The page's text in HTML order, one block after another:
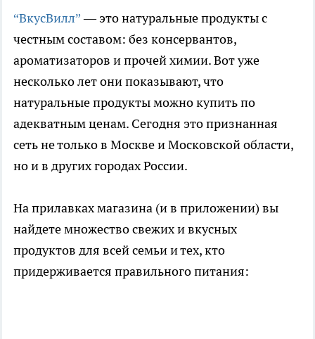
“ВкусВилл”— это натуральные продукты с
честным составом: без консервантов,
ароматизаторов и прочей химии. Вот уже
несколько лет они показывают, что
натуральные продукты можно купить по
адекватным ценам. Сегодня это признанная
сеть не только в Москве и Московской области,
но и в других городах России.
На прилавках магазина (и в приложении) вы
найдете множество свежих и вкусных
продуктов для всей семьи и тех, кто
придерживается правильного питания: